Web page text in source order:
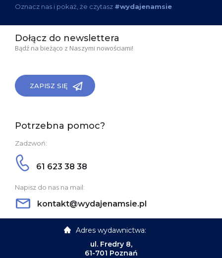
Oznacz nas i pokaż, że czytasz #wydajenamsie
Dołącz do newslettera
Bądź na bieżąco z Naszymi nowościami!
ZAPISZ SIĘ
Potrzebna pomoc?
Zadzwoń:
61 623 38 38
Napisz do nas na mail:
kontakt@wydajenamsie.pl
Adres wydawnictwa:
ul. Fredry 8,
61-701 Poznań